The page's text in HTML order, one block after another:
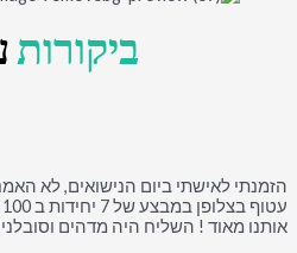
ביקורות
הזמנתי לאישתי ביום הנישואים, לא
אותנו מאוד ! השליח היה מדהים